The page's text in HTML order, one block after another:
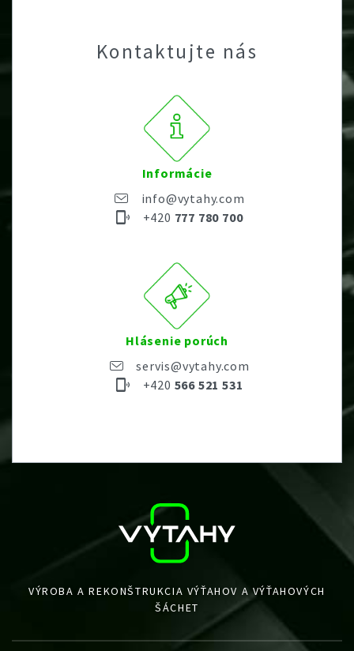
Kontaktujte nás
Informácie
info@vytahy.com
+420 777 780 700
Hlásenie porúch
servis@vytahy.com
+420 566 521 531
VÝROBA A REKONŠTRUKCIA VÝŤAHOV A VÝŤAHOVÝCH
ŠÁCHET